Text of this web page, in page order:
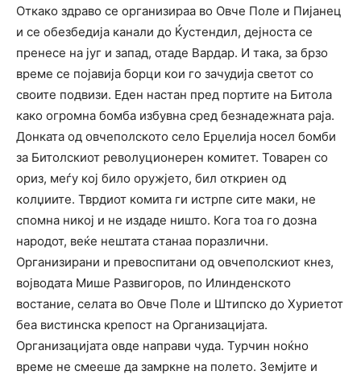
Откако здраво се организираа во Овче Поле и Пијанец
и се обезбедија канали до Ќустендил, дејноста се
пренесе на југ и запад, отаде Вардар. И така, за брзо
време се појавија борци кои го зачудија светот со
своите подвизи. Еден настан пред портите на Битола
како огромна бомба избувна сред безнадежната раја.
Донката од овчеполското село Ерџелија носел бомби
за Битолскиот револуционерен комитет. Товарен со
ориз, меѓу кој било оружјето, бил откриен од
колџиите. Тврдиот комита ги истрпе сите маки, не
спомна никој и не издаде ништо. Кога тоа го дозна
народот, веќе нештата станаа поразлични.
Организирани и превоспитани од овчеполскиот кнез,
војводата Мише Развигоров, по Илинденското
востание, селата во Овче Поле и Штипско до Хуриетот
беа вистинска крепост на Организацијата.
Организацијата овде направи чуда. Турчин ноќно
време не смееше да замркне на полето. Земјите и